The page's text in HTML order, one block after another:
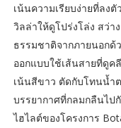
เน้นความเรียบง่ายที่ลง
วิลล่าให้ดูโปร่งโล่ง สว่
ธรรมชาติจากภายนอกด้
ออกแบบใช้เส้นสายที่ดู
เน้นสีขาว ตัดกับโทนน้ำ
บรรยากาศที่กลมกลืนไป
ไฮไลต์ของโครงการ